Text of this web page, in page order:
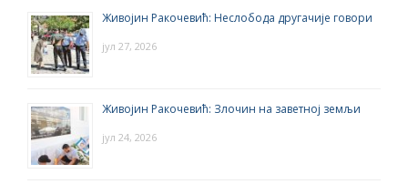
Живојин Ракочевић: Неслобода другачије говори
јул 27, 2026
Живојин Ракочевић: Злочин на заветној земљи
јул 24, 2026